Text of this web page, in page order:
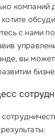
компаний
с нами
вы